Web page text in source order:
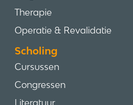
Therapie
Operatie & Revalidatie
Scholing
Cursussen
Congressen
Literatuur